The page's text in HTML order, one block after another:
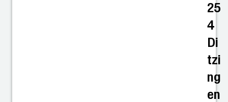
25
4
Di
tzi
ng
en